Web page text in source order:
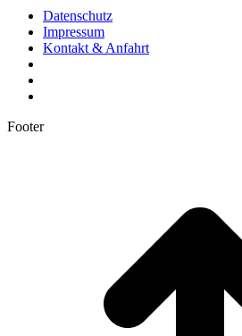
Datenschutz
Impressum
Kontakt & Anfahrt
Footer